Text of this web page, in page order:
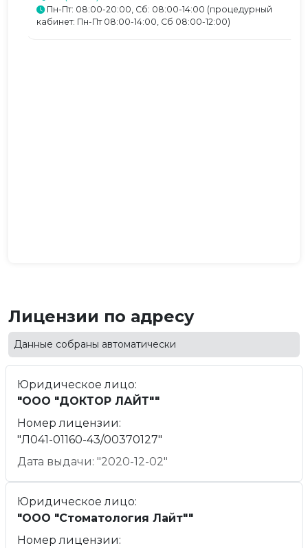
Пн-Пт: 08:00-20:00, Сб: 08:00-14:00 (процедурный
кабинет: Пн-Пт 08:00-14:00, Сб 08:00-12:00)
Лицензии по адресу
Данные собраны автоматически
Юридическое лицо:
"ООО "ДОКТОР ЛАЙТ""
Номер лицензии:
"Л041-01160-43/00370127"
Дата выдачи: "2020-12-02"
Юридическое лицо:
"ООО "Стоматология Лайт""
Номер лицензии: